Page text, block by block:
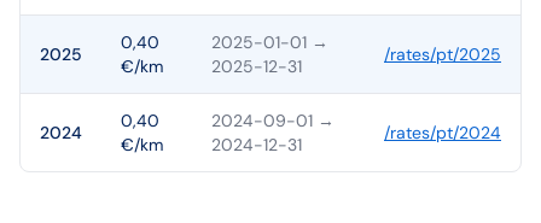
2025
0,40
€/km
2025-01-01 →
2025-12-31
/rates/pt/2025
2024
0,40
€/km
2024-09-01 →
2024-12-31
/rates/pt/2024